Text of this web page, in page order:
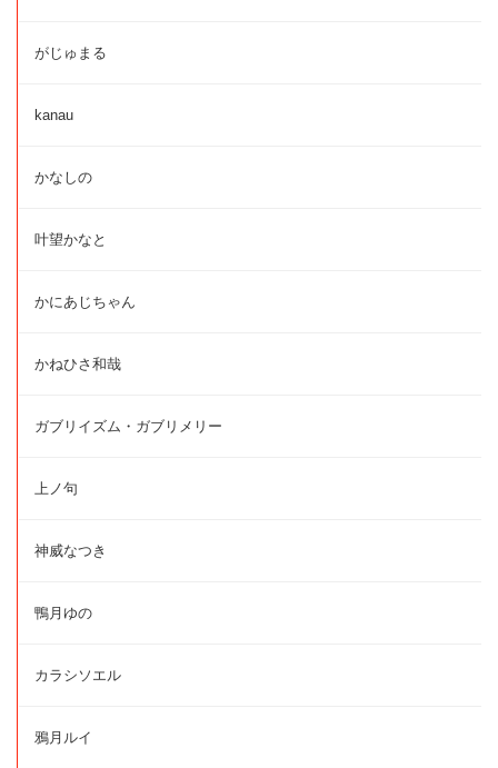
がじゅまる
kanau
かなしの
叶望かなと
かにあじちゃん
かねひさ和哉
ガブリイズム・ガブリメリー
上ノ句
神威なつき
鴨月ゆの
カラシソエル
鴉月ルイ